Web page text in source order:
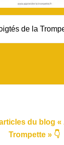
de la
du blog
Trompette » 👇